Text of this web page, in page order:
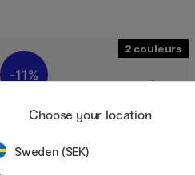
2
11%
Choose your location
Sweden (SEK)